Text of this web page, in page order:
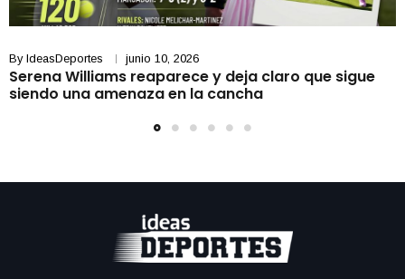
By IdeasDeportes junio 10, 2026
Serena Williams reaparece y deja claro que sigue
siendo una amenaza en la cancha